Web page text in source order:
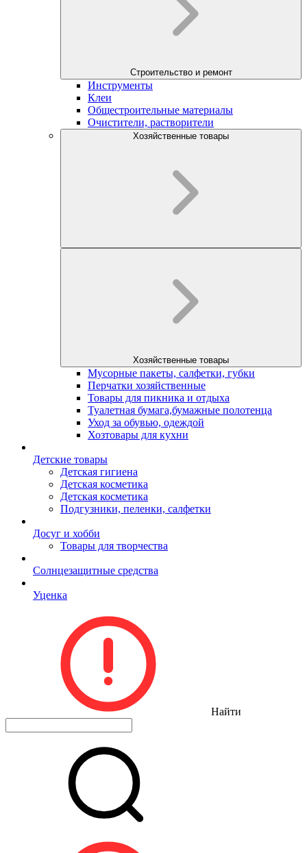
Строительство и ремонт
Инструменты
Клеи
Общестроительные материалы
Очистители, растворители
Хозяйственные товары
Хозяйственные товары
Мусорные пакеты, салфетки, губки
Перчатки хозяйственные
Товары для пикника и отдыха
Туалетная бумага,бумажные полотенца
Уход за обувью, одеждой
Хозтовары для кухни
Детские товары
Детская гигиена
Детская косметика
Детская косметика
Подгузники, пеленки, салфетки
Досуг и хобби
Товары для творчества
Солнцезащитные средства
Уценка
Найти